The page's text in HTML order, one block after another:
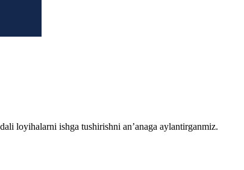
loyihalarni ishga tushirishni an’anaga aylantirganmiz.